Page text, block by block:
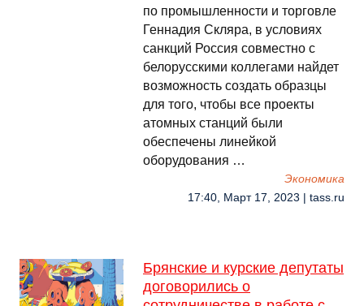
по промышленности и торговле
Геннадия Скляра, в условиях
санкций Россия совместно с
белорусскими коллегами найдет
возможность создать образцы
для того, чтобы все проекты
атомных станций были
обеспечены линейкой
оборудования …
Экономика
17:40, Март 17, 2023 | tass.ru
Брянские и курские депутаты
договорились о